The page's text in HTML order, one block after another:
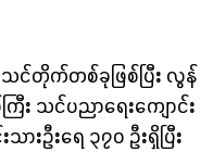
င်တိုက်တစ်ခုဖြစ်ပြီး လွန်
း သင်ပညာရေးကျောင်း
းဦးရေ ၃၇၀ ဦးရှိပြီး